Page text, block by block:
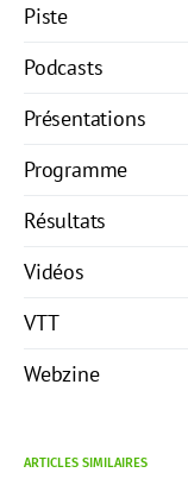
Piste
Podcasts
Présentations
Programme
Résultats
Vidéos
VTT
Webzine
ARTICLES SIMILAIRES